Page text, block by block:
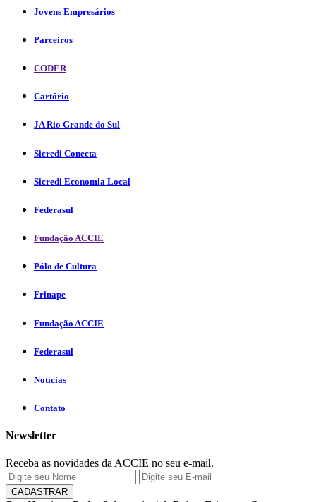
Jovens Empresários
Parceiros
CODER
Cartório
JA Rio Grande do Sul
Sicredi Conecta
Sicredi Economia Local
Federasul
Fundação ACCIE
Pólo de Cultura
Frinape
Fundação ACCIE
Federasul
Notícias
Contato
Newsletter
Receba as novidades da ACCIE no seu e-mail.